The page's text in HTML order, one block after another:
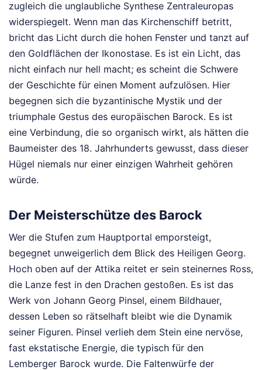
zugleich die unglaubliche Synthese Zentraleuropas
widerspiegelt. Wenn man das Kirchenschiff betritt,
bricht das Licht durch die hohen Fenster und tanzt auf
den Goldflächen der Ikonostase. Es ist ein Licht, das
nicht einfach nur hell macht; es scheint die Schwere
der Geschichte für einen Moment aufzulösen. Hier
begegnen sich die byzantinische Mystik und der
triumphale Gestus des europäischen Barock. Es ist
eine Verbindung, die so organisch wirkt, als hätten die
Baumeister des 18. Jahrhunderts gewusst, dass dieser
Hügel niemals nur einer einzigen Wahrheit gehören
würde.
Der Meisterschütze des Barock
Wer die Stufen zum Hauptportal emporsteigt,
begegnet unweigerlich dem Blick des Heiligen Georg.
Hoch oben auf der Attika reitet er sein steinernes Ross,
die Lanze fest in den Drachen gestoßen. Es ist das
Werk von Johann Georg Pinsel, einem Bildhauer,
dessen Leben so rätselhaft bleibt wie die Dynamik
seiner Figuren. Pinsel verlieh dem Stein eine nervöse,
fast ekstatische Energie, die typisch für den
Lemberger Barock wurde. Die Faltenwürfe der